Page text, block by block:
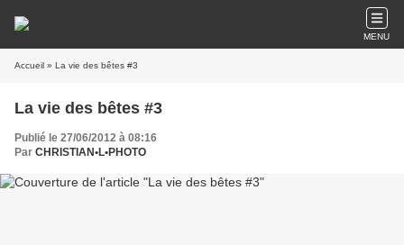
MENU
Accueil » La vie des bêtes #3
La vie des bêtes #3
Publié le 27/06/2012 à 08:16
Par CHRISTIAN•L•PHOTO